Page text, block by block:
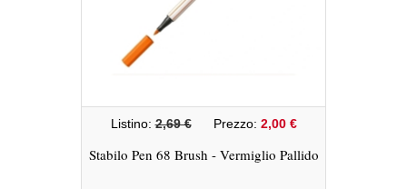
Listino:2,69 €Prezzo: 2,00 €
Stabilo Pen 68 Brush - Vermiglio Pallido